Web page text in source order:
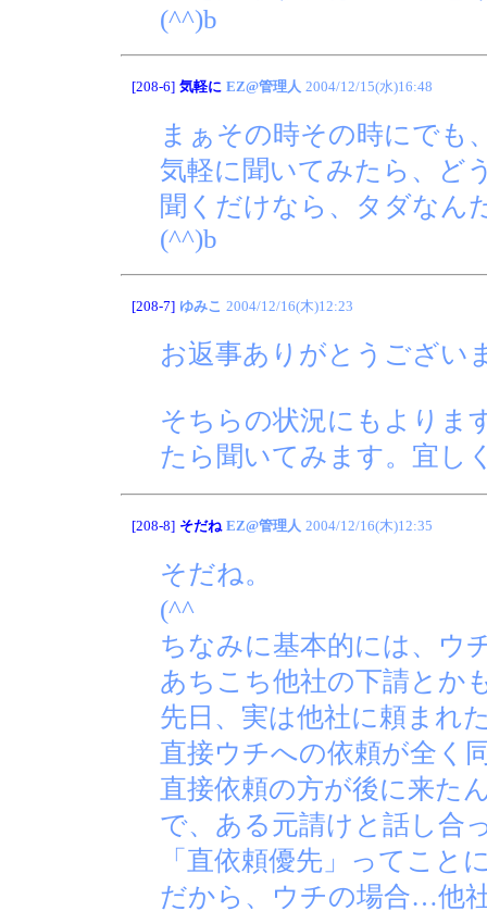
(^^)b
[208-6] 気軽に EZ@管理人 2004/12/15(水)16:48
まぁその時その時にでも
気軽に聞いてみたら、ど
聞くだけなら、タダなん
(^^)b
[208-7] ゆみこ 2004/12/16(木)12:23
お返事ありがとうござい
そちらの状況にもよりま
たら聞いてみます。宜し
[208-8] そだね EZ@管理人 2004/12/16(木)12:35
そだね。
(^^ゞ
ちなみに基本的には、ウ
あちこち他社の下請とか
先日、実は他社に頼まれ
直接ウチへの依頼が全く
直接依頼の方が後に来た
で、ある元請けと話し合
「直依頼優先」ってこと
だから、ウチの場合…他